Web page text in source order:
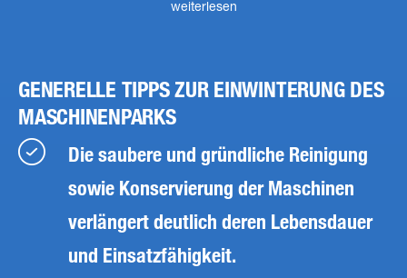
weiterlesen
GENERELLE TIPPS ZUR EINWINTERUNG DES
MASCHINENPARKS
Die saubere und gründliche Reinigung
sowie Konservierung der Maschinen
verlängert deutlich deren Lebensdauer
und Einsatzfähigkeit.